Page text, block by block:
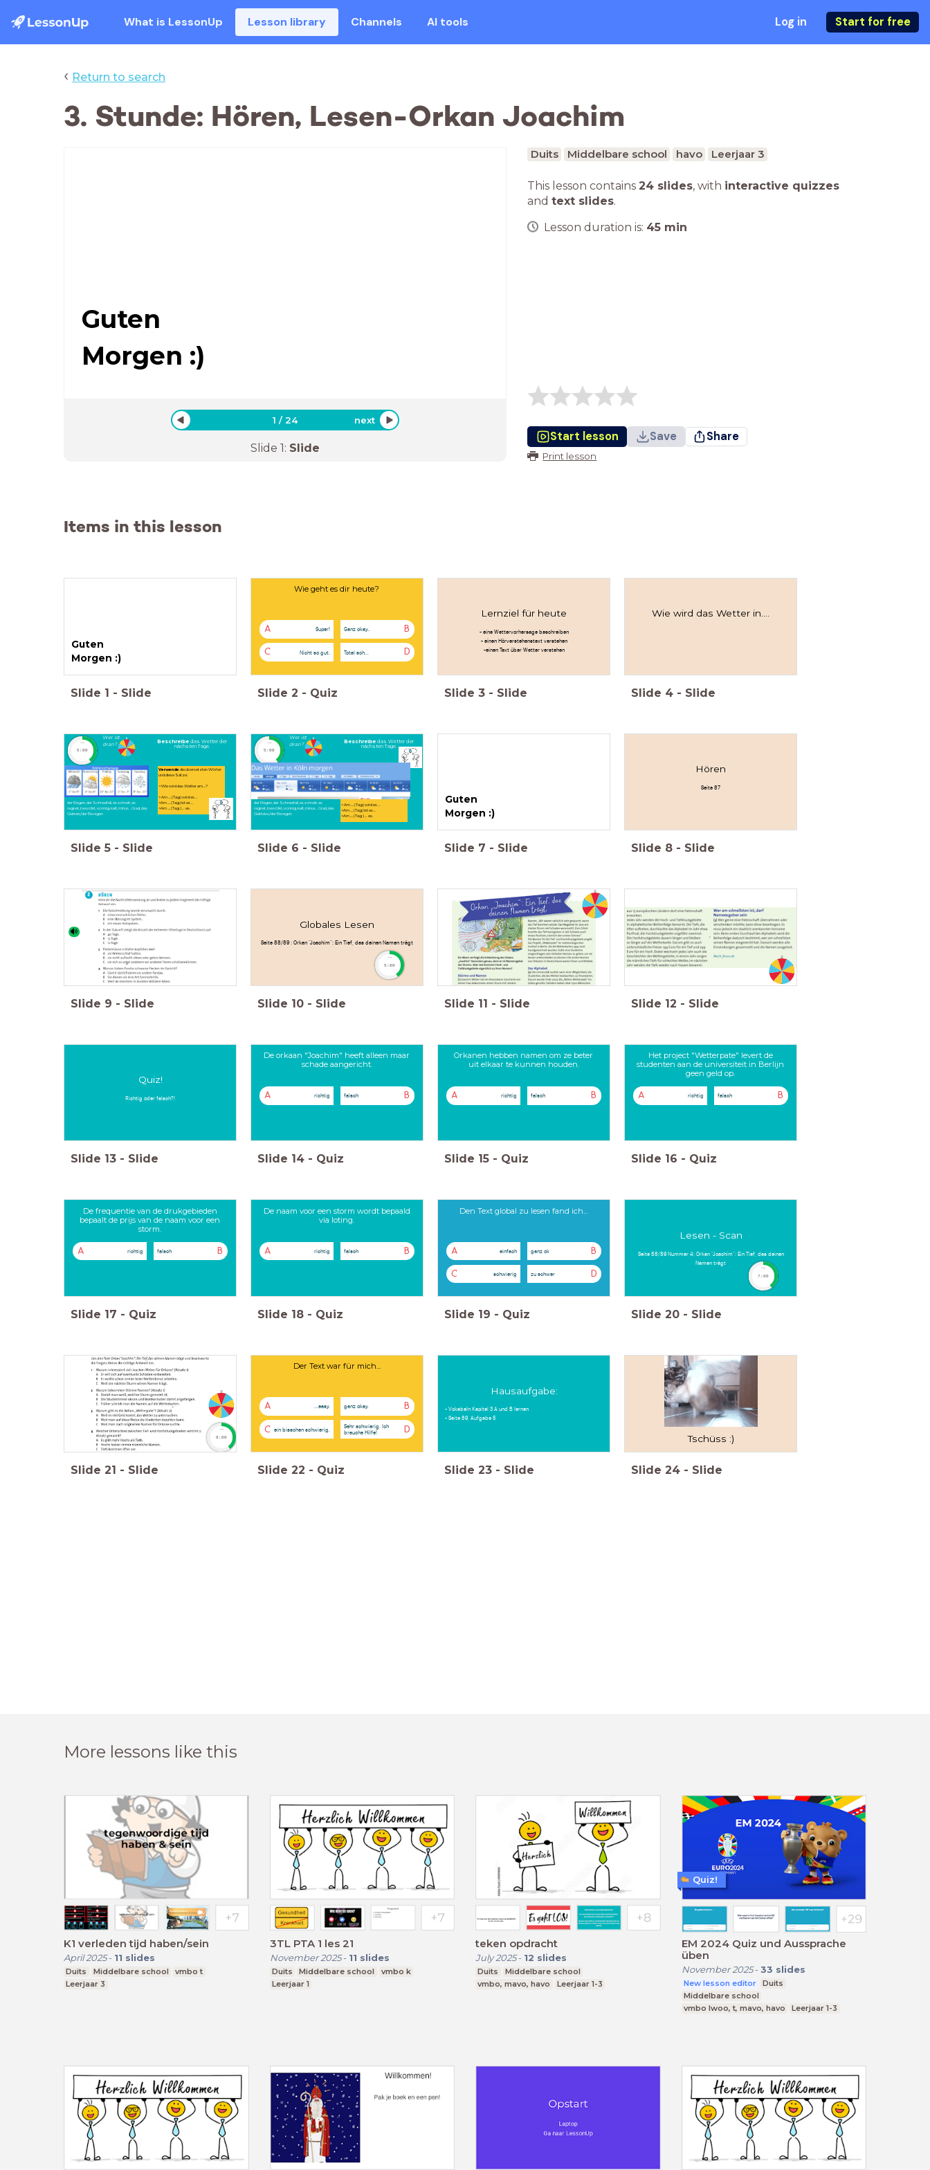
What is LessonUp Lesson library Channels AI tools Log in Start for free
‹ Return to search
3. Stunde: Hören, Lesen-Orkan Joachim
Guten
Morgen :)
1 /24 next
Slide 1: Slide
Duits Middelbare school havo Leerjaar 3
This lesson contains 24 slides, with interactive quizzes
and text slides.
Lesson duration is: 45 min
Start lesson Save Share
Print lesson
Items in this lesson
Guten
Morgen :)
Slide 1 - Slide
Wie geht es dir heute?
A Super! B
Ganz okay..
C Nicht so gut. D
Total sch...
Slide 2 - Quiz
Lernziel für heute
- eine Wettervorhersage beschreiben
- einen Hörverstehenstext verstehen
-einen Text über Wetter verstehen
Slide 3 - Slide
Wie wird das Wetter in....
Slide 4 - Slide
Beschreibe das Wetter der
nächsten Tage.
Verwende die übersetzten Wörter
und diese Sätze:
<Wie wird das Wetter am....?
> Am .... (Tag) wird es …
>Am .... (Tag) ist es …
>Am .... (Tag ) … es.
timer
5:00
der Regen,der Schneefall,es schneit, es
regnet,bewölkt,sonnig,kalt,minus .. Grad,das
Glatteis/der Eisregen
Wer ist
dran?
Slide 5 - Slide
Beschreibe das Wetter der
nächsten Tage.
Verwendedie übersetzten Wörter
und diese Sätze:
<Wie wird das Wetter am....?
> Am .... (Tag) wird es …
>Am .... (Tag) ist es …
>Am .... (Tag ) … es.
timer
5:00
der Regen,der Schneefall,es schneit, es
regnet,bewölkt,sonnig,kalt,minus .. Grad,das
Glatteiss/der Eisregen
Wer ist
dran?
Slide 6 - Slide
Guten
Morgen :)
Slide 7 - Slide
Hören
Seite 87
Slide 8 - Slide
Slide 9 - Slide
Globales Lesen
Seite 88/89 : Orkan "Joachim": Ein Tief, das deinen Namen trägt
timer
5:00
Slide 10 - Slide Slide 11 - Slide Slide 12 - Slide
Quiz!
Richtig oder falsch?!
Slide 13 - Slide
De orkaan "Joachim" heeft alleen maar
schade aangericht.
A richtig B
falsch
Slide 14 - Quiz
Orkanen hebben namen om ze beter
uit elkaar te kunnen houden.
A richtig B
falsch
Slide 15 - Quiz
Het project "Wetterpate" levert de
studenten aan de universiteit in Berlijn
geen geld op.
A richtig B
falsch
Slide 16 - Quiz
De frequentie van de drukgebieden
bepaalt de prijs van de naam voor een
storm.
A richtig B
falsch
Slide 17 - Quiz
De naam voor een storm wordt bepaald
via loting.
A richtig B
falsch
Slide 18 - Quiz
Den Text global zu lesen fand ich...
A einfach B
ganz ok
C schwierig D
zu schwer
Slide 19 - Quiz
Lesen - Scan
Seite 88/89 Nummer 4: Orkan "Joachim": Ein Tief, das deinen
Namen trägt
timer
7:00
Slide 20 - Slide
timer
6:00
Slide 21 - Slide
Der Text war für mich...
A ...easy. B
ganz okay.
C ein bisschen schwierig. D
Sehr schwierig. Ich
brauche Hilfe!
Slide 22 - Quiz
Hausaufgabe:
- Vokabeln Kapitel 3 A und B lernen
- Seite 89, Aufgabe 5
Slide 23 - Slide
Tschüss :)
Slide 24 - Slide
More lessons like this
K1 verleden tijd haben/sein
April 2025- 11 slides
Duits Middelbare school
vmbo t
Leerjaar 3
3TL PTA 1 les 21
November 2025- 11 slides
Duits Middelbare school
vmbo k
Leerjaar 1
teken opdracht
July 2025- 12 slides
Duits
Middelbare school
vmbo, mavo, havo
Leerjaar 1-3
EM 2024 Quiz und Aussprache
üben
November 2025- 33 slides
New lesson editor
Duits
Middelbare school
vmbo lwoo, t, mavo, havo
Leerjaar 1-3
Quiz!